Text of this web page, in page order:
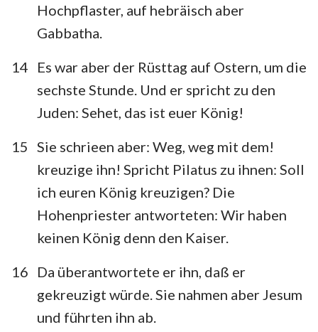
Hochpflaster, auf hebräisch aber
Gabbatha.
14
Es war aber der Rüsttag auf Ostern, um die
sechste Stunde. Und er spricht zu den
Juden: Sehet, das ist euer König!
15 Sie schrieen aber: Weg, weg mit dem!
kreuzige ihn! Spricht Pilatus zu ihnen: Soll
ich euren König kreuzigen? Die
Hohenpriester antworteten: Wir haben
keinen König denn den Kaiser.
16
Da überantwortete er ihn, daß er
gekreuzigt würde. Sie nahmen aber Jesum
und führten ihn ab.